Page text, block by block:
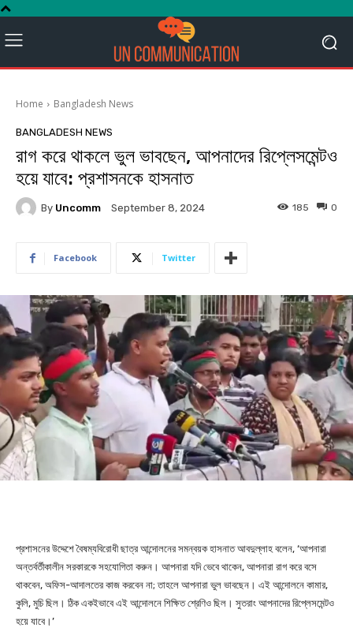
Home Bangladesh News
BANGLADESH NEWS
রাগ করে থাকলে ভুল ভাবছেন, আপনাদের রিপ্লেসমেন্টও
হয়ে যাবে: প্রশাসনকে হাসনাত
By Uncomm September 8, 2024 0
185
Facebook Twitter
প্রশাসনের উদ্দেশে বৈষম্যবিরোধী ছাত্র আন্দোলনের সমন্বয়ক হাসনাত আবদুল্লাহ বলেন, ‘আপনারা
অন্তর্বর্তীকালীন সরকারকে সহযোগিতা করুন। আপনারা যদি ভেবে থাকেন, আপনারা রাগ করে বসে
থাকবেন, অফিস-আদালতের কাজ করবেন না; তাহলে আপনারা ভুল ভাবছেন। এই আন্দোলনে কামার,
কুলি, মুচি ছিল। ঠিক একইভাবে এই আন্দোলনে শিক্ষিত শ্রেণিও ছিল। সুতরাং আপনাদের রিপ্লেসমেন্টও
হয়ে যাবে।’